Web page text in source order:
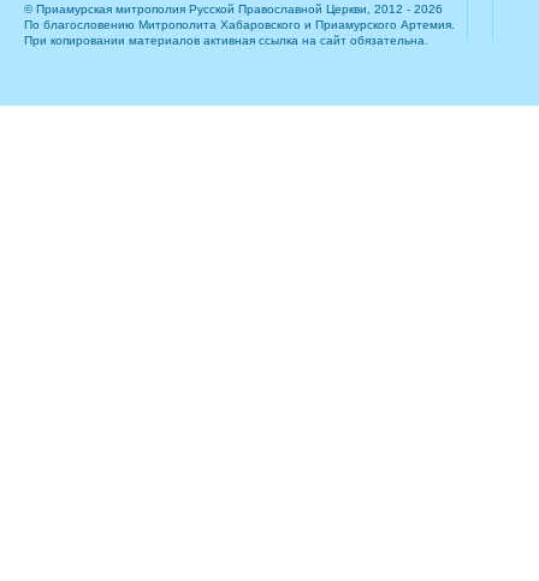
© Приамурская митрополия Русской Православной Церкви, 2012 - 2026
По благословению Митрополита Хабаровского и Приамурского Артемия.
При копировании материалов активная ссылка на сайт обязательна.